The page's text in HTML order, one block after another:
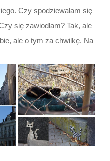
Czy spodziewałam się
się zawiodłam? Tak, ale
ale o tym za chwilkę. Na